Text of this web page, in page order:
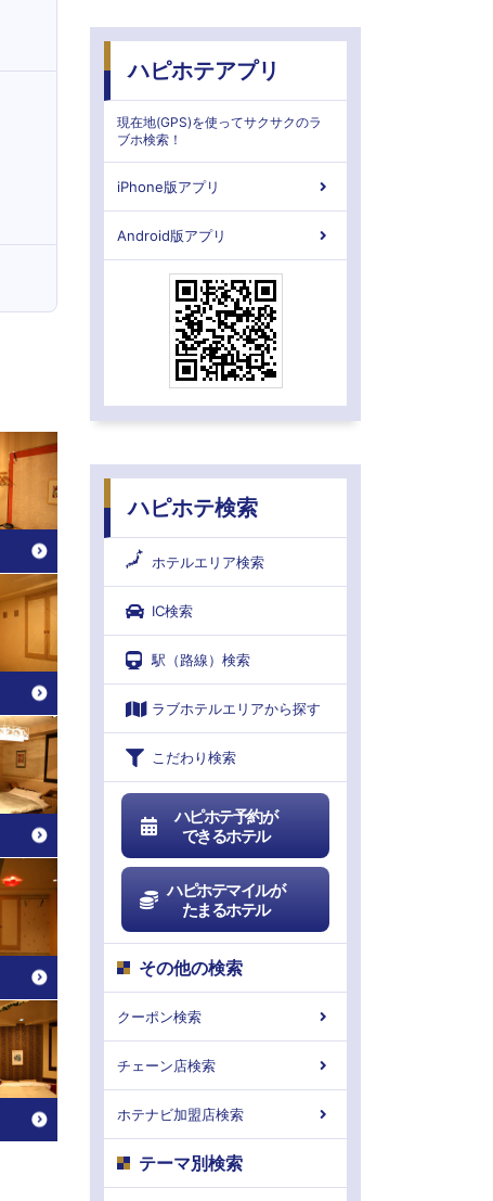
ハピホテアプリ
現在地(GPS)を使ってサクサクのラ
ブホ検索！
iPhone版アプリ
Android版アプリ
ハピホテ検索
ホテルエリア検索
IC検索
駅（路線）検索
ラブホテルエリアから探す
こだわり検索
ハピホテ予約が
できるホテル
ハピホテマイルが
たまるホテル
その他の検索
クーポン検索
チェーン店検索
ホテナビ加盟店検索
テーマ別検索